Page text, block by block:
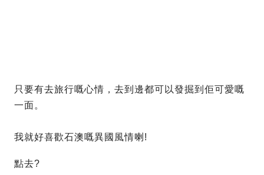
只要有去旅行嘅心情，去到邊都可以發掘到佢可愛嘅
一面。
我就好喜歡石澳嘅異國風情喇!
點去?